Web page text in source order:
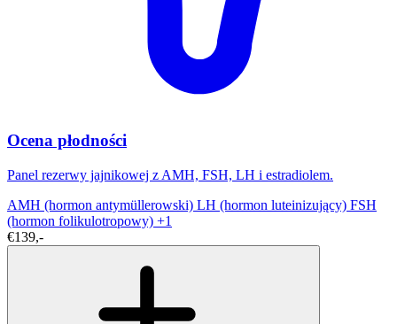
Ocena płodności
Panel rezerwy jajnikowej z AMH, FSH, LH i estradiolem.
AMH (hormon antymüllerowski) LH (hormon luteinizujący) FSH
(hormon folikulotropowy) +1
€139,-